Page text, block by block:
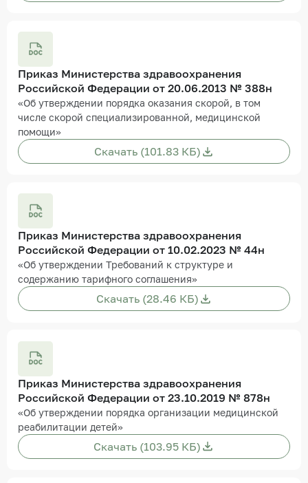
Приказ Министерства здравоохранения
Российской Федерации от 20.06.2013 № 388н
«Об утверждении порядка оказания скорой, в том
числе скорой специализированной, медицинской
помощи»
Скачать (101.83 КБ)
Приказ Министерства здравоохранения
Российской Федерации от 10.02.2023 № 44н
«Об утверждении Требований к структуре и
содержанию тарифного соглашения»
Скачать (28.46 КБ)
Приказ Министерства здравоохранения
Российской Федерации от 23.10.2019 № 878н
«Об утверждении порядка организации медицинской
реабилитации детей»
Скачать (103.95 КБ)